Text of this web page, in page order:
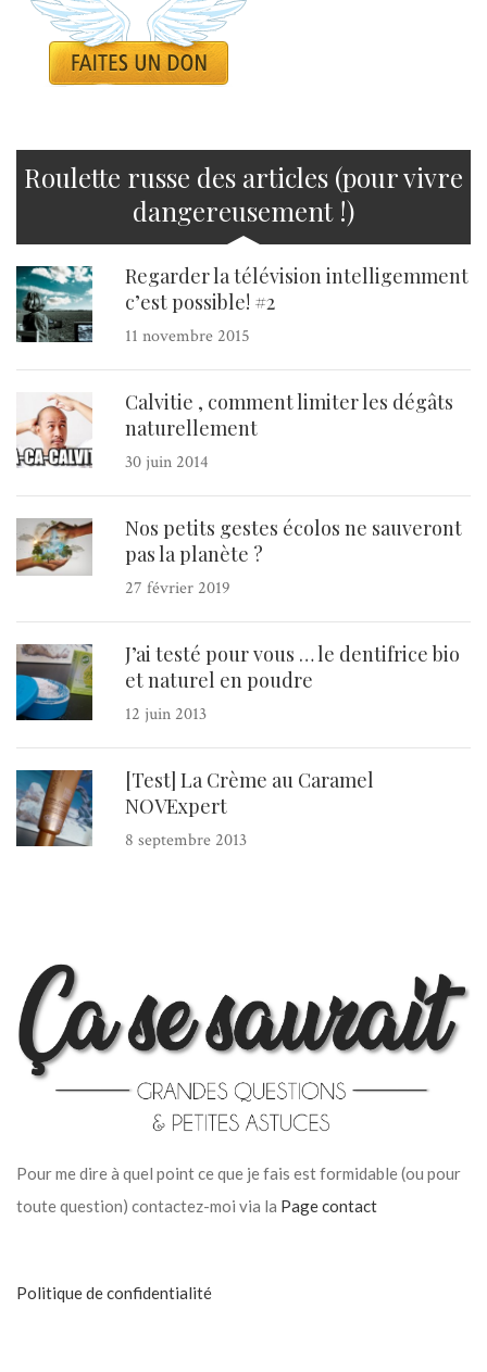
Roulette russe des articles (pour vivre
dangereusement !)
Regarder la télévision intelligemment
c’est possible! #2
11 novembre 2015
Calvitie , comment limiter les dégâts
naturellement
30 juin 2014
Nos petits gestes écolos ne sauveront
pas la planète ?
27 février 2019
J’ai testé pour vous … le dentifrice bio
et naturel en poudre
12 juin 2013
[Test] La Crème au Caramel
NOVExpert
8 septembre 2013
Pour me dire à quel point ce que je fais est formidable (ou pour
toute question) contactez-moi via la Page contact
Politique de confidentialité